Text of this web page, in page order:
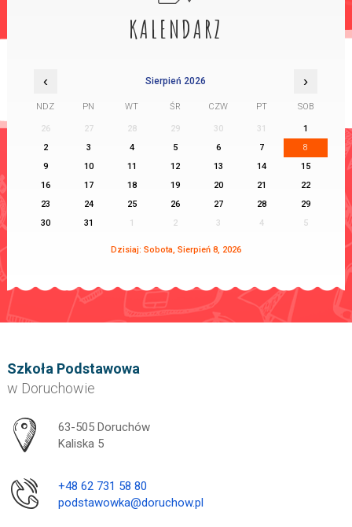
KALENDARZ
‹ Sierpień 2026 ›
NDZ PN WT ŚR CZW PT SOB
26 27 28 29 30 31
1
2
3 4 5 6 7
8
9
10 11 12 13 14
15
16
17 18 19 20 21
22
23
24 25 26 27 28
29
30
31 1 2 3 4 5
Dzisiaj: Sobota, Sierpień 8, 2026
Szkoła Podstawowa
w Doruchowie
Adres pocztowy:
63-505 Doruchów
Kaliska 5
+48 62 731 58 80
podstawowka@doruchow.pl